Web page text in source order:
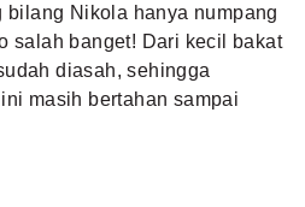
bilang Nikola hanya numpang
salah banget! Dari kecil bakat
diasah, sehingga
masih bertahan sampai